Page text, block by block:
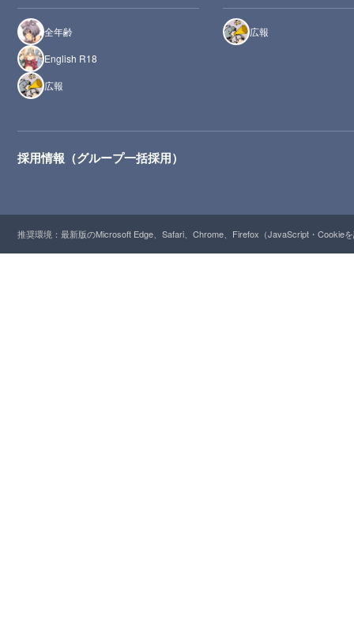
全年齢
English R18
広報
広報
採用情報（グループ一括採用）
推奨環境：最新版のMicrosoft Edge、Safari、Chrome、Firefox（JavaScript・Cookie